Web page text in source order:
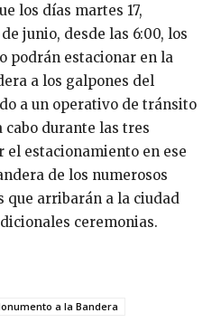
los días martes 17,
junio, desde las 6:00, los
podrán estacionar en la
a los galpones del
a un operativo de tránsito
cabo durante las tres
estacionamiento en ese
de los numerosos
que arribarán a la ciudad
ceremonias.
a la Bandera